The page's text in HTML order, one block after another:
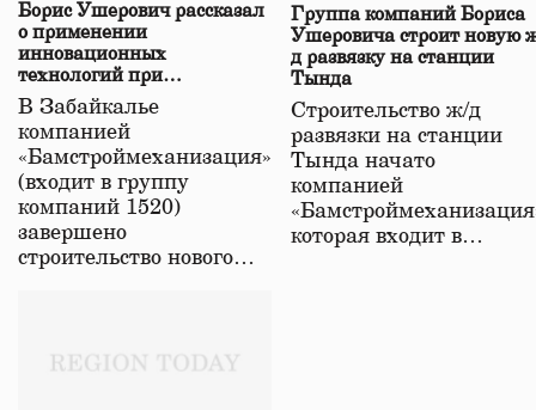
Борис Ушерович рассказал
о применении
инновационных
технологий при
строительстве нового моста
в Забайкалье
В Забайкалье
компанией
«Бамстроймеханизация»
(входит в группу
компаний 1520)
завершено
строительство нового…
Группа компаний Бориса
Ушеровича строит новую
д развязку на станции
Тында
Строительство ж/д
развязки на станции
Тында начато
компанией
которая входит в…